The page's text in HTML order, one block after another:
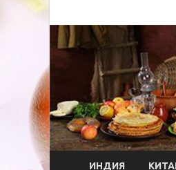
ИНДИЯ